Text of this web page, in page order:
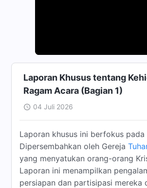
Laporan Khusus tentang
Ragam Acara (Bagian 1)
04 Juli 2026
Laporan khusus ini berfokus
Dipersembahkan oleh Gereja
yang menyatukan orang-orang
Laporan ini menampilkan
persiapan dan partisipasi mereka